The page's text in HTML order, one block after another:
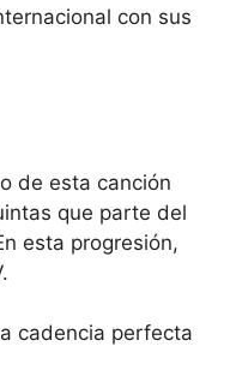
con sus
de esta canción
que parte del
esta progresión,
cadencia perfecta